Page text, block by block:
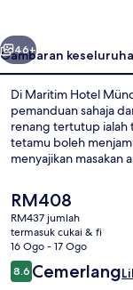
Seterusnya
46+
Gambaran
Di Maritim Hotel
pemanduan sahaja
renang tertutup ialah
tetamu boleh
menyajikan masakan
istirahat, pusat
mendapat pujian
berdekatan dengan
Stesen Pusat Munich
Harga
semasa
ialah
RM408
RM408
RM437 jumlah
termasuk cukai & fi
16 Ogo - 17 Ogo
Ulasan
8.68.6 daripada 10
Cemerlang